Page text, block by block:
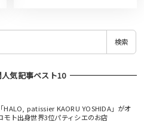
検索
気記事ベスト10
HALO, patissier KAORU YOSHIDA」がオ
モト出身世界3位パティシエのお店